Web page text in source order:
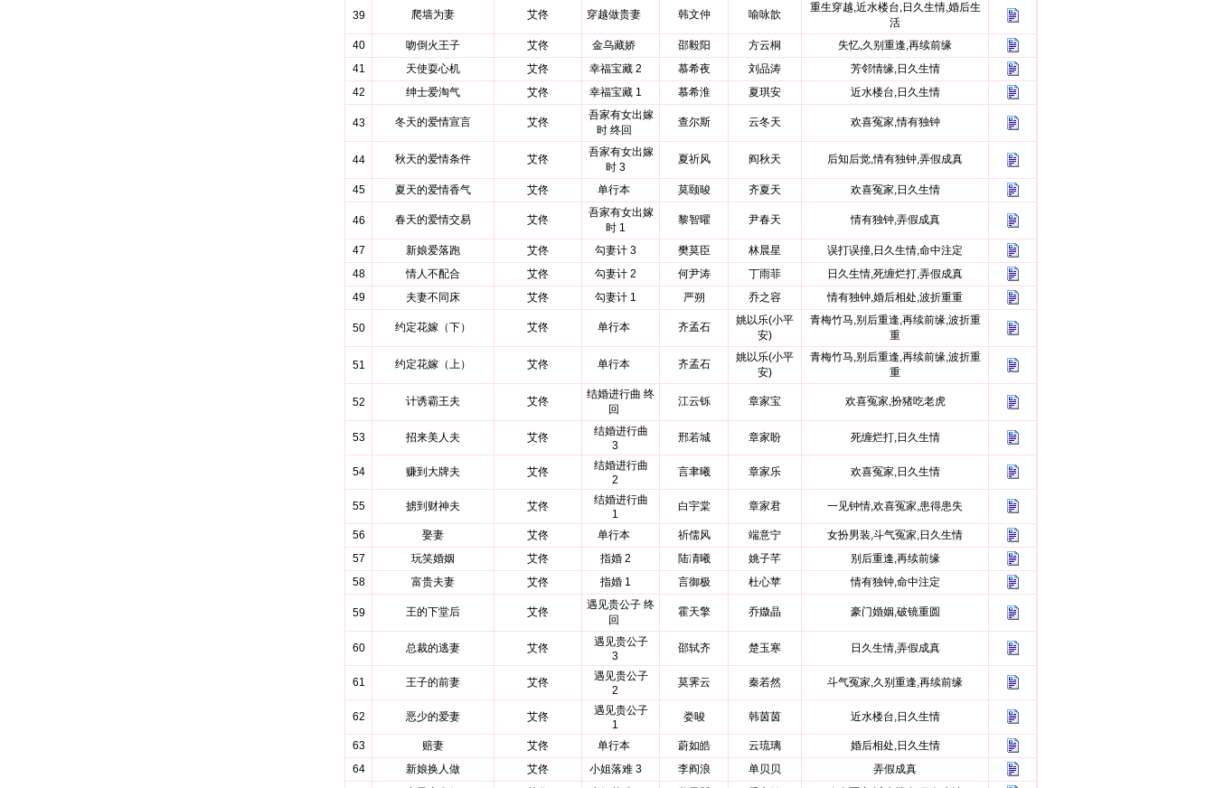
39 爬墙为妻 艾佟 穿越做贵妻 韩文仲 喻咏歆
重生穿越,近水楼台,日久生情,婚后生
活
40
吻倒火王子 艾佟 金乌藏娇 邵毅阳 方云桐
失忆,久别重逢,再续前缘
41
天使耍心机 艾佟 幸福宝藏 2 慕希夜 刘品涛
芳邻情缘,日久生情
42
绅士爱淘气 艾佟 幸福宝藏 1 慕希淮 夏琪安 近水楼台,日久生情
43 冬天的爱情宣言 艾佟
吾家有女出嫁
时 终回
查尔斯 云冬天 欢喜冤家,情有独钟
44 秋天的爱情条件 艾佟
吾家有女出嫁
时 3
夏祈风 阎秋天 后知后觉,情有独钟,弄假成真
45 夏天的爱情香气 艾佟 单行本 莫颐晙 齐夏天 欢喜冤家,日久生情
46 春天的爱情交易 艾佟
吾家有女出嫁
时 1
黎智曜 尹春天 情有独钟,弄假成真
47 新娘爱落跑 艾佟 勾妻计 3 樊莫臣 林晨星
误打误撞,日久生情,命中注定
48
情人不配合 艾佟 勾妻计 2 何尹涛 丁雨菲
日久生情,死缠烂打,弄假成真
49
夫妻不同床 艾佟 勾妻计 1 严朔 乔之容 情有独钟,婚后相处,波折重重
50 约定花嫁（下） 艾佟 单行本 齐孟石
姚以乐(小平
安)
青梅竹马,别后重逢,再续前缘,波折重
重
51 约定花嫁（上） 艾佟 单行本 齐孟石
姚以乐(小平
安)
青梅竹马,别后重逢,再续前缘,波折重
重
52 计诱霸王夫 艾佟
结婚进行曲 终
回
江云铄 章家宝 欢喜冤家,扮猪吃老虎
53 招来美人夫 艾佟
结婚进行曲
3
邢若城 章家盼 死缠烂打,日久生情
54 赚到大牌夫 艾佟
结婚进行曲
2
言聿曦 章家乐 欢喜冤家,日久生情
55 掳到财神夫 艾佟
结婚进行曲
1
白宇棠 章家君 一见钟情,欢喜冤家,患得患失
56 娶妻 艾佟 单行本 祈儒风 端意宁
女扮男装,斗气冤家,日久生情
57
玩笑婚姻 艾佟 指婚 2 陆凊曦 姚子芊
别后重逢,再续前缘
58
富贵夫妻 艾佟 指婚 1 言御极 杜心苹 情有独钟,命中注定
59 王的下堂后 艾佟
遇见贵公子 终
回
霍天擎 乔媺晶 豪门婚姻,破镜重圆
60 总裁的逃妻 艾佟
遇见贵公子
3
邵轼齐 楚玉寒 日久生情,弄假成真
61 王子的前妻 艾佟
遇见贵公子
2
莫霁云 秦若然 斗气冤家,久别重逢,再续前缘
62 恶少的爱妻 艾佟
遇见贵公子
1
娄晙 韩茵茵 近水楼台,日久生情
63 赔妻 艾佟 单行本 蔚如皓 云琉璃
婚后相处,日久生情
64
新娘换人做 艾佟 小姐落难 3 李阎浪 单贝贝
弄假成真